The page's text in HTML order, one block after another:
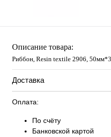
Описание товара:
Риббон, Resin textile 2906,
Доставка
Оплата:
По счёту
Банковской картой